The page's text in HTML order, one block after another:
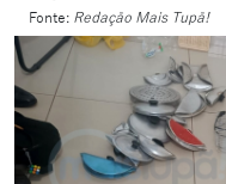
Fonte: Redação Mais Tupã!